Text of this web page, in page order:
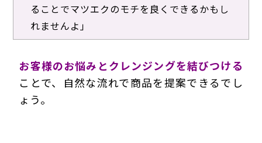
ることでマツエクのモチを良くできるかもし
れませんよ」
お客様のお悩みとクレンジングを結びつける
ことで、自然な流れで商品を提案できるでし
ょう。